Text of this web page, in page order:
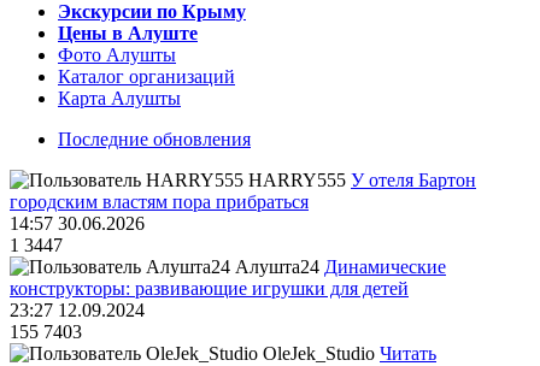
Экскурсии по Крыму
Цены в Алуште
Фото Алушты
Каталог организаций
Карта Алушты
Последние обновления
HARRY555 У отеля Бартон
городским властям пора прибраться
14:57 30.06.2026
1 3447
Алушта24 Динамические
конструкторы: развивающие игрушки для детей
23:27 12.09.2024
155 7403
OleJek_Studio Читать